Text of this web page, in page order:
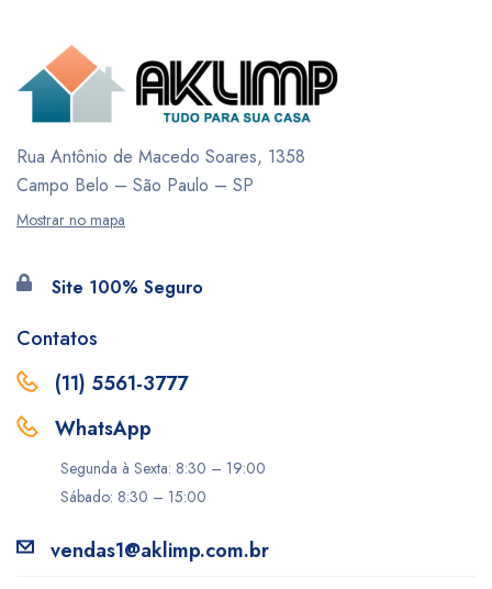
Rua Antônio de Macedo Soares, 1358
Campo Belo – São Paulo – SP
Mostrar no mapa
Site 100% Seguro
Contatos
(11) 5561-3777
WhatsApp
Segunda à Sexta: 8:30 – 19:00
Sábado: 8:30 – 15:00
vendas1@aklimp.com.br